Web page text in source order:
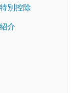
別控除
介